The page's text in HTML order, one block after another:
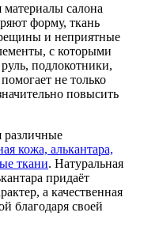
салона
форму, ткань
и неприятные
с которыми
подлокотники,
не только
повысить
различные
кожа, алькантара,
ткани. Натуральная
придаёт
а качественная
благодаря своей